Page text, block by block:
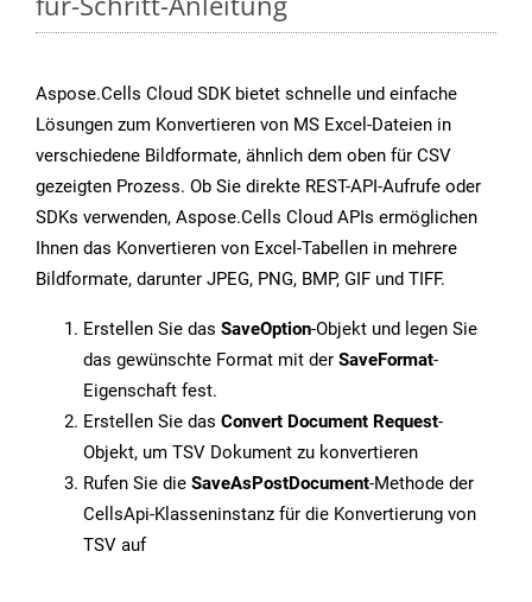
Aspose.Cells Cloud SDK bietet schnelle und einfache
Lösungen zum Konvertieren von MS Excel-Dateien in
verschiedene Bildformate, ähnlich dem oben für CSV
gezeigten Prozess. Ob Sie direkte REST-API-Aufrufe oder
SDKs verwenden, Aspose.Cells Cloud APIs ermöglichen
Ihnen das Konvertieren von Excel-Tabellen in mehrere
Bildformate, darunter JPEG, PNG, BMP, GIF und TIFF.
Erstellen Sie das SaveOption-Objekt und legen Sie
das gewünschte Format mit der SaveFormat-
Eigenschaft fest.
Erstellen Sie das Convert Document Request-
Objekt, um TSV Dokument zu konvertieren
Rufen Sie die SaveAsPostDocument-Methode der
CellsApi-Klasseninstanz für die Konvertierung von
TSV auf